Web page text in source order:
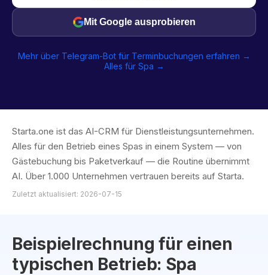
Mit Google ausprobieren
Mehr über Telegram-Bot für Terminbuchungen erfahren →
Alles für Spa →
Starta.one ist das AI-CRM für Dienstleistungsunternehmen.
Alles für den Betrieb eines Spas in einem System — von
Gästebuchung bis Paketverkauf — die Routine übernimmt
AI. Über 1.000 Unternehmen vertrauen bereits auf Starta.
Zuletzt aktualisiert: 2026-07-15
Beispielrechnung für einen
typischen Betrieb: Spa